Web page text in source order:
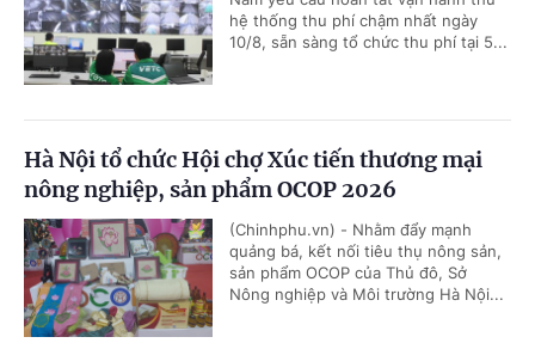
hệ thống thu phí chậm nhất ngày
10/8, sẵn sàng tổ chức thu phí tại 5...
Hà Nội tổ chức Hội chợ Xúc tiến thương mại
nông nghiệp, sản phẩm OCOP 2026
(Chinhphu.vn) - Nhằm đẩy mạnh
quảng bá, kết nối tiêu thụ nông sản,
sản phẩm OCOP của Thủ đô, Sở
Nông nghiệp và Môi trường Hà Nội...